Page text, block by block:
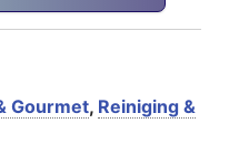
Gourmet, Reiniging &